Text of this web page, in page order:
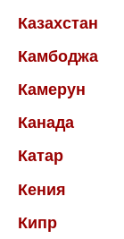
Казахстан
Камбоджа
Камерун
Канада
Катар
Кения
Кипр